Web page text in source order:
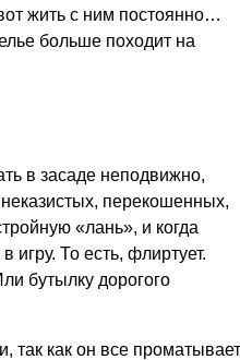
жить с ним постоянно…
больше походит на
в засаде неподвижно,
перекошенных,
«лань», и когда
игру. То есть, флиртует.
бутылку дорогого
так как он все